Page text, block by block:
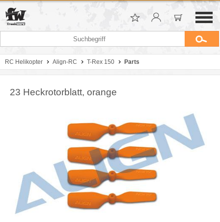
RC Helikopter Align-RC T-Rex 150 Parts
23 Heckrotorblatt, orange